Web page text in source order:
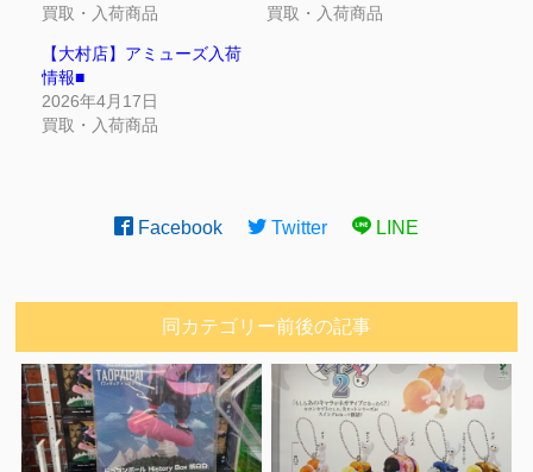
買取・入荷商品
買取・入荷商品
【大村店】アミューズ入荷
情報■
2026年4月17日
買取・入荷商品
Facebook Twitter LINE
同カテゴリー前後の記事